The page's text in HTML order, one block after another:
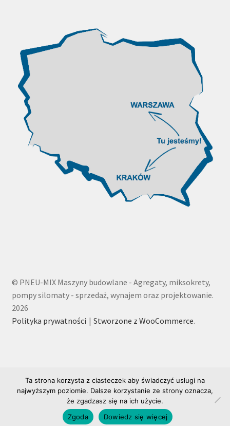
© PNEU-MIX Maszyny budowlane - Agregaty, miksokrety,
pompy silomaty - sprzedaż, wynajem oraz projektowanie.
2026
Polityka prywatności
Stworzone z WooCommerce.
Ta strona korzysta z ciasteczek aby świadczyć usługi na
najwyższym poziomie. Dalsze korzystanie ze strony oznacza,
że zgadzasz się na ich użycie.
Zgoda
Dowiedz się więcej